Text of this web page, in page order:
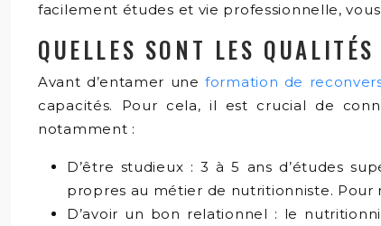
facilement études et vie professionnelle,
QUELLES SONT LES
Avant d’entamer uneformation de
capacités. Pour cela, il est crucial de
notamment :
D’être studieux : 3 à 5 ans d’études
propres au métier de nutritionniste. Pour
D’avoir un bon relationnel : le